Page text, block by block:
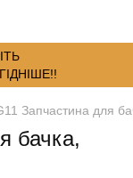
Запчастина для
бачка,